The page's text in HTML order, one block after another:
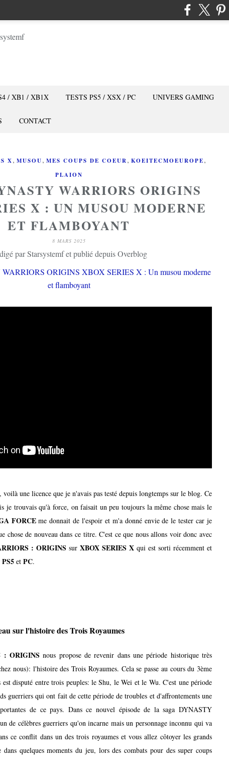
/ XB1 / XB1X TESTS PS5 / XSX / PC UNIVERS GAMING
CONTACT
X, MUSOU, MES COUPS DE COEUR, KOEITECMOEUROPE,
PLAION
WARRIORS ORIGINS
X : UN MUSOU MODERNE
ET FLAMBOYANT
8 MARS 2025
par Starsystemf et publié depuis Overblog
, voilà une licence que je n'avais pas testé depuis longtemps sur le blog. Ce
je trouvais qu'à force, on faisait un peu toujours la même chose mais le
FORCEme donnait de l'espoir et m'a donné envie de le tester car je
chose de nouveau dans ce titre. C'est ce que nous allons voir donc avec
: ORIGINS sur XBOX SERIES X qui est sorti récemment et
PS5 et PC.
sur l'histoire des Trois Royaumes
: ORIGINS nous propose de revenir dans une période historique très
nous): l'histoire des Trois Royaumes. Cela se passe au cours du 3ème
est disputé entre trois peuples: le Shu, le Wei et le Wu. C'est une période
guerriers qui ont fait de cette période de troubles et d'affrontements une
de ce pays. Dans ce nouvel épisode de la saga DYNASTY
de célèbres guerriers qu'on incarne mais un personnage inconnu qui va
ce conflit dans un des trois royaumes et vous allez côtoyer les grands
quelques moments du jeu, lors des combats pour des super coups